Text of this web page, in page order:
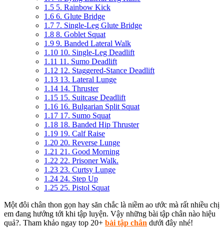
1.5 5. Rainbow Kick
1.6 6. Glute Bridge
1.7 7. Single-Leg Glute Bridge
1.8 8. Goblet Squat
1.9 9. Banded Lateral Walk
1.10 10. Single-Leg Deadlift
1.11 11. Sumo Deadlift
1.12 12. Staggered-Stance Deadlift
1.13 13. Lateral Lunge
1.14 14. Thruster
1.15 15. Suitcase Deadlift
1.16 16. Bulgarian Split Squat
1.17 17. Sumo Squat
1.18 18. Banded Hip Thruster
1.19 19. Calf Raise
1.20 20. Reverse Lunge
1.21 21. Good Morning
1.22 22. Prisoner Walk.
1.23 23. Curtsy Lunge
1.24 24. Step Up
1.25 25. Pistol Squat
Một đôi chân thon gọn hay săn chắc là niềm ao ước mà rất nhiều chị
em đang hướng tới khi tập luyện. Vậy những bài tập chân nào hiệu
quả?. Tham khảo ngay top 20+ bài tập chân dưới đây nhé!